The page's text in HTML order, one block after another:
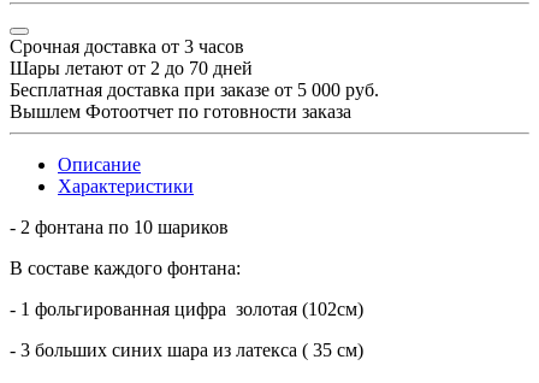
Срочная доставка от 3 часов
Шары летают от 2 до 70 дней
Бесплатная доставка при заказе от 5 000 руб.
Вышлем Фотоотчет по готовности заказа
Описание
Характеристики
- 2 фонтана по 10 шариков
В составе каждого фонтана:
- 1 фольгированная цифра золотая (102см)
- 3 больших синих шара из латекса ( 35 см)